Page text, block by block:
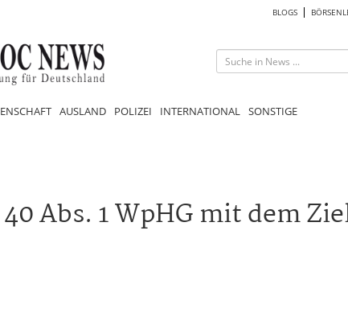
BLOGS
AUSLAND POLIZEI INTERNATIONAL SONSTIGE
Abs. 1 WpHG mit dem